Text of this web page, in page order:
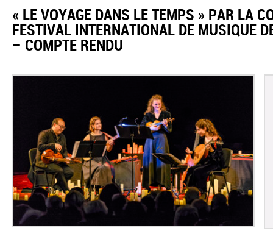
​« LE VOYAGE DANS LE TEMPS » PAR LA
FESTIVAL INTERNATIONAL DE MUSIQUE
– COMPTE RENDU